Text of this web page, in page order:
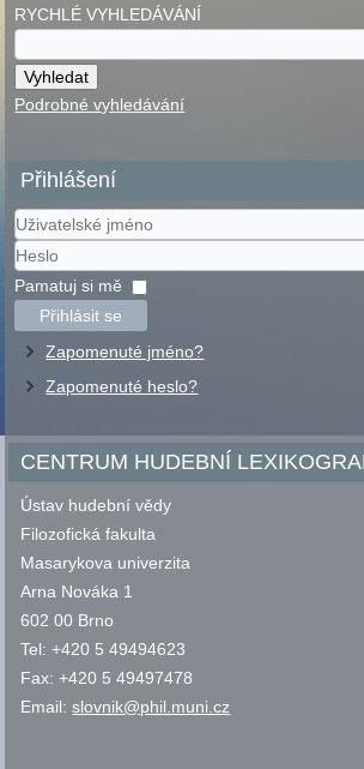
RYCHLÉ VYHLEDÁVÁNÍ
Podrobné vyhledávání
Přihlášení
Uživatelské
jméno
Heslo
Pamatuj si mě
Přihlásit se
Zapomenuté jméno?
Zapomenuté heslo?
CENTRUM HUDEBNÍ
Ústav hudební vědy
Filozofická fakulta
Masarykova univerzita
Arna Nováka 1
602 00 Brno
Tel: +420 5 49494623
Fax: +420 5 49497478
Email:slovnik@phil.muni.cz